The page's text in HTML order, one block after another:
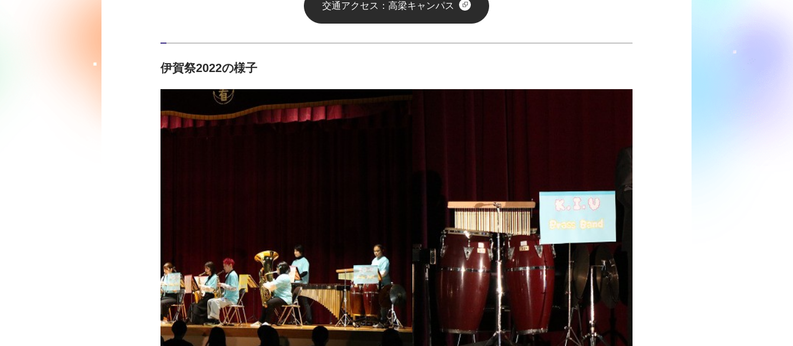
交通アクセス：高梁キャンパス
伊賀祭2022の様子